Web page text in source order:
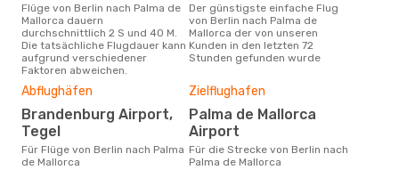
Flüge von Berlin nach Palma de
Mallorca dauern
durchschnittlich 2 S und 40 M.
Die tatsächliche Flugdauer kann
aufgrund verschiedener
Faktoren abweichen.
Der günstigste einfache Flug
von Berlin nach Palma de
Mallorca der von unseren
Kunden in den letzten 72
Stunden gefunden wurde
Abflughäfen
Brandenburg Airport,
Tegel
Für Flüge von Berlin nach Palma
de Mallorca
Zielflughafen
Palma de Mallorca
Airport
Für die Strecke von Berlin nach
Palma de Mallorca